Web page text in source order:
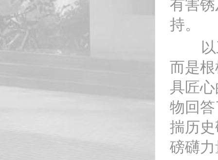
持。
以三
而是
具匠
物回
揣历
磅礴